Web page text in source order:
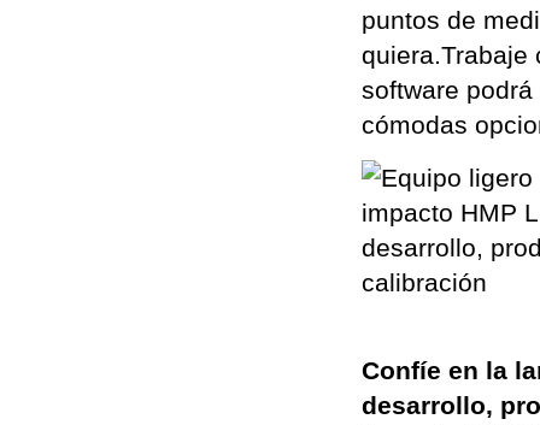
puntos de
quiera.Trabaje
software
cómodas
Confíe en la
desarrollo,